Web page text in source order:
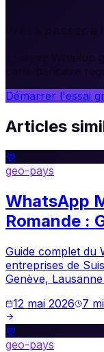
Essayez
Démarrer l'essai
Articles
💬
geo-pays
WhatsApp
Romande :
Guide complet du
entreprises de
Genève,
12 mai 2026
7
💬
geo-pays